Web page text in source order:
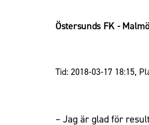
Östersunds FK -
Tid: 2018-03-17 18:15,
– Jag är glad för